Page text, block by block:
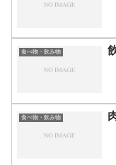
食べ物・飲み物
食べ物・飲み物